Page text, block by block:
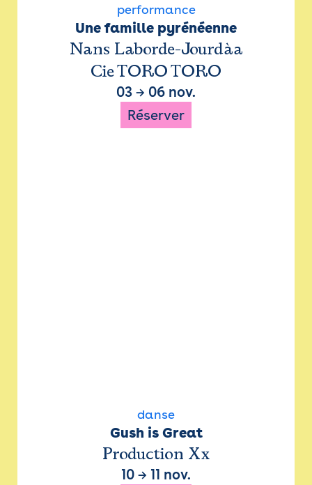
performance
Une famille pyrénéenne
Nans Laborde-Jourdàa
Cie TORO TORO
03 → 06 nov.
Réserver
danse
Gush is Great
Production Xx
10 → 11 nov.